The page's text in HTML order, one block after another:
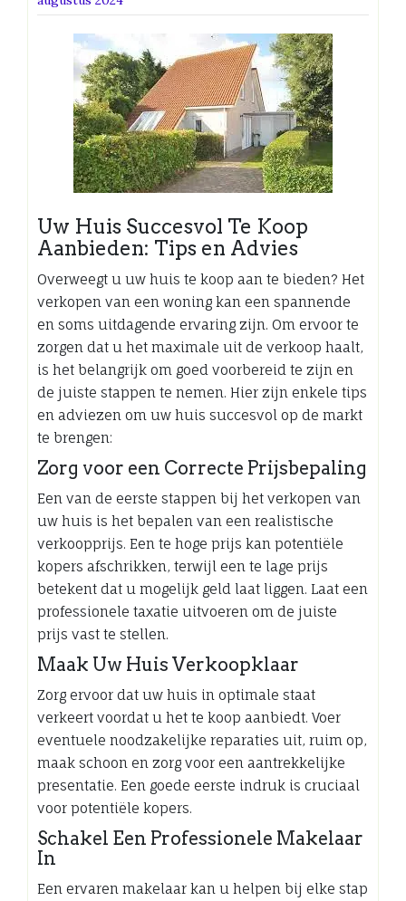
Uw Huis Succesvol Te Koop
Aanbieden: Tips en Advies
Overweegt u uw huis te koop aan te bieden? Het
verkopen van een woning kan een spannende
en soms uitdagende ervaring zijn. Om ervoor te
zorgen dat u het maximale uit de verkoop haalt,
is het belangrijk om goed voorbereid te zijn en
de juiste stappen te nemen. Hier zijn enkele tips
en adviezen om uw huis succesvol op de markt
te brengen:
Zorg voor een Correcte Prijsbepaling
Een van de eerste stappen bij het verkopen van
uw huis is het bepalen van een realistische
verkoopprijs. Een te hoge prijs kan potentiële
kopers afschrikken, terwijl een te lage prijs
betekent dat u mogelijk geld laat liggen. Laat een
professionele taxatie uitvoeren om de juiste
prijs vast te stellen.
Maak Uw Huis Verkoopklaar
Zorg ervoor dat uw huis in optimale staat
verkeert voordat u het te koop aanbiedt. Voer
eventuele noodzakelijke reparaties uit, ruim op,
maak schoon en zorg voor een aantrekkelijke
presentatie. Een goede eerste indruk is cruciaal
voor potentiële kopers.
Schakel Een Professionele Makelaar
In
Een ervaren makelaar kan u helpen bij elke stap